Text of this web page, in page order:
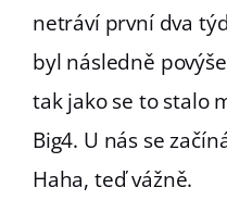
netráví první dva
byl následně
tak jako se to stalo
Big4. U nás se
Haha, teď vážně.